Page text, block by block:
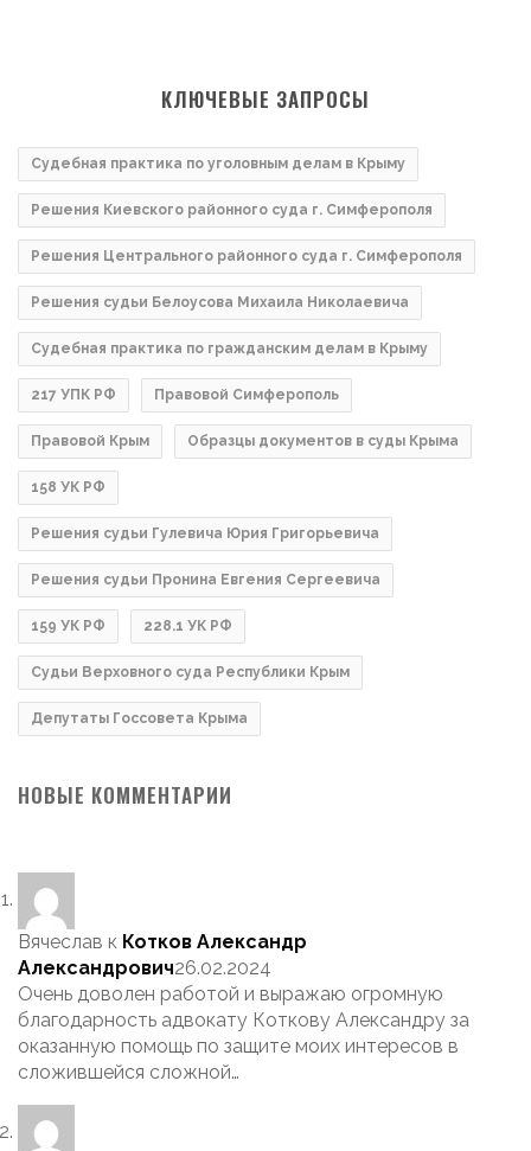
КЛЮЧЕВЫЕ ЗАПРОСЫ
Судебная практика по уголовным делам в Крыму
Решения Киевского районного суда г. Симферополя
Решения Центрального районного суда г. Симферополя
Решения судьи Белоусова Михаила Николаевича
Судебная практика по гражданским делам в Крыму
217 УПК РФ Правовой Симферополь
Правовой Крым Образцы документов в суды Крыма
158 УК РФ
Решения судьи Гулевича Юрия Григорьевича
Решения судьи Пронина Евгения Сергеевича
159 УК РФ 228.1 УК РФ
Судьи Верховного суда Республики Крым
Депутаты Госсовета Крыма
НОВЫЕ КОММЕНТАРИИ
Вячеслав к Котков Александр
Александрович26.02.2024
Очень доволен работой и выражаю огромную
благодарность адвокату Коткову Александру за
оказанную помощь по защите моих интересов в
сложившейся сложной…